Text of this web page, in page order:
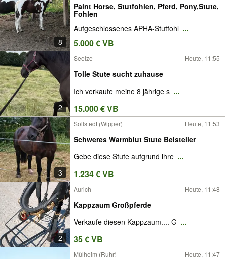
8
Paint Horse, Stutfohlen, Pferd, Pony,Stute,
Fohlen
Aufgeschlossenes APHA-Stutfohl ...
5.000 € VB
2
Seelze Heute, 11:55
Tolle Stute sucht zuhause
Ich verkaufe meine 8 jährige s ...
15.000 € VB
3
Sollstedt (Wipper) Heute, 11:53
Schweres Warmblut Stute Beisteller
Gebe diese Stute aufgrund ihre ...
1.234 € VB
2
Aurich Heute, 11:48
Kappzaum Großpferde
Verkaufe diesen Kappzaum.... G ...
35 € VB
Mülheim (Ruhr) Heute, 11:47